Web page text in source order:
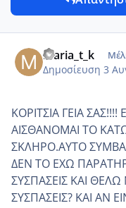
maria_t_k
Δημοσίευση 3
ΚΟΡΙΤΣΙΑ ΓΕΙΑ
ΑΙΣΘΑΝΟΜΑΙ ΤΟ
ΣΚΛΗΡΟ.ΑΥΤΟ
ΔΕΝ ΤΟ ΕΧΩ
ΣΥΣΠΑΣΕΙΣ ΚΑΙ
ΣΥΣΠΑΣΕΙΣ? ΚΑΙ ΑΝ